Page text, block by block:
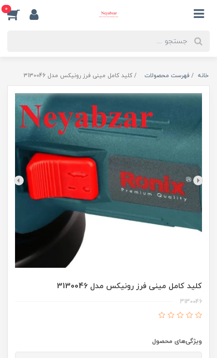
0
خانه فهرست محصولات کلید کامل مینی فرز رونیکس مدل 3130046
کلید کامل مینی فرز رونیکس مدل 3130046
3130046
ویژگی‌های محصول